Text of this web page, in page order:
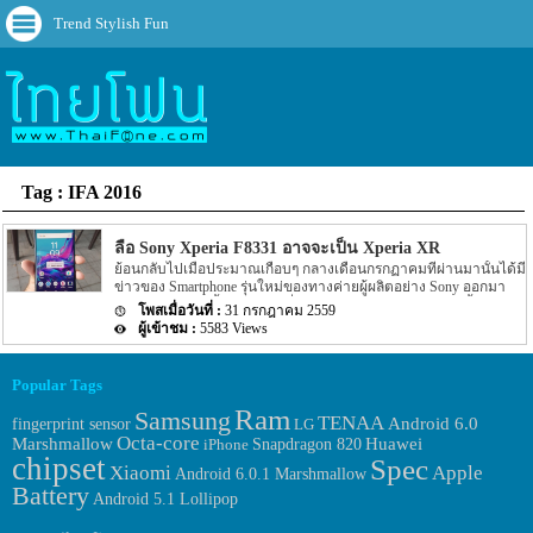
Trend Stylish Fun
Tag : IFA 2016
ลือ Sony Xperia F8331 อาจจะเป็น Xperia XR
ย้อนกลับไปเมื่อประมาณเกือบๆ กลางเดือนกรกฏาคมที่ผ่านมานั้นได้มี
ข่าวของ Smartphone รุ่นใหม่ของทางค่ายผู้ผลิตอย่าง Sony ออกมา
โดยข่าวในตอนนั้นไม่ได้ระบุชื่อรุ่นของ Smartphone รุ่นใหม่นี้ออกมา
อย่างแน่ชัด ตามข่าวระบุเพียงแค่ว่ารุ่นใหม่นี้จะมีชื่อว่า Sony Xperia
F8331 อีกทั้งยังมี Spec ของตัวเครื่อง Sony Xperia F8331 ถูกเปิดเผยอ
อกมาบนหน้าเว็บไซต์ benchmark ชื่อดังอย่าง GFXBench อีกด้วย หลัง
ครั้ง สำหรับข่าวล่าสุดของ Sony Xperia F8331 รุ่นใหม่ของทาง Sony
ตามข่าวได้ระบุว่าชื่อ Sony Xperia F8331 อาจจะเป็นชื่อรุ่นว่า Xperia
XR อีกทั้งจากข่าวยังได้ระบุอีกว่า Sony Xperia F8331 หรือ Xperia XR
รุ่นใหม่นี้ทาง […]
31 กรกฎาคม 2559
5583 Views
Popular Tags
fingerprint sensor SamsungRam LG TENAAAndroid 6.0
MarshmallowOcta-core iPhone Snapdragon 820 Huawei
chipsetXiaomiAndroid 6.0.1 Marshmallow SpecApple
Battery Android 5.1 Lollipop